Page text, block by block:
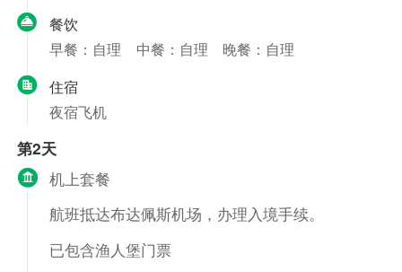
餐饮
早餐：自理
中餐：自理
晚餐：自理
住宿
夜宿飞机
第2天
机上套餐
航班抵达布达佩斯机场，办理入境手续。
已包含渔人堡门票